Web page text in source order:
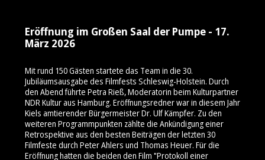
Eröffnung im Großen Saal der Pumpe - 17.
März 2026
Mit rund 150 Gästen startete das Team in die 30.
Jubiläumsausgabe des Filmfests Schleswig-Holstein. Durch
den Abend führte Petra Rieß, Moderatorin beim Kulturpartner
NDR Kultur aus Hamburg. Eröffnungsredner war in diesem Jahr
Kiels amtierender Bürgermeister Dr. Ulf Kämpfer. Zu den
weiteren Programmpunkten zählte die Ankündigung einer
Retrospektive aus den besten Beiträgen der letzten 30
Filmfeste durch Peter Ahlers und Thomas Heuer. Für die
Eröffnung hatten die beiden den Film "Protokoll einer